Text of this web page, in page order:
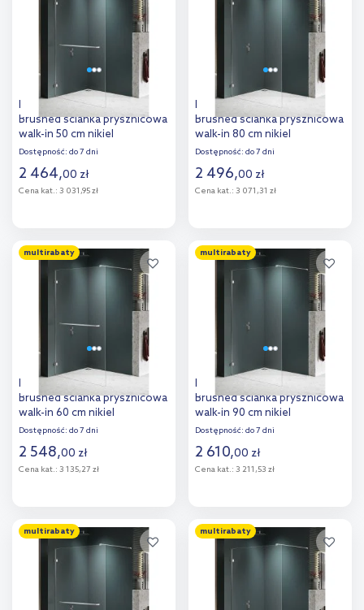
New Trendy Avexa Nickel
Brushed ścianka prysznicowa
walk-in 50 cm nikiel
szczotkowany/szkło
Dostępność: do 7 dni
2 464,00 zł
Cena kat.: 3 031,95 zł
Dodaj do
New Trendy Avexa Nickel
Brushed ścianka prysznicowa
walk-in 80 cm nikiel
szczotkowany/szkło
Dostępność: do 7 dni
2 496,00 zł
Cena kat.: 3 071,31 zł
Dodaj do
multirabaty
New Trendy Avexa Nickel
Brushed ścianka prysznicowa
walk-in 60 cm nikiel
szczotkowany/szkło
Dostępność: do 7 dni
2 548,00 zł
Cena kat.: 3 135,27 zł
Dodaj do
multirabaty
New Trendy Avexa Nickel
Brushed ścianka prysznicowa
walk-in 90 cm nikiel
szczotkowany/szkło
Dostępność: do 7 dni
2 610,00 zł
Cena kat.: 3 211,53 zł
Dodaj do
multirabaty multirabaty